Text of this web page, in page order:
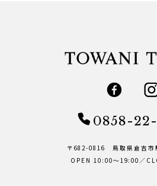
0858-22-
〒682-0816 鳥取県倉吉市
OPEN 10:00～19:00／